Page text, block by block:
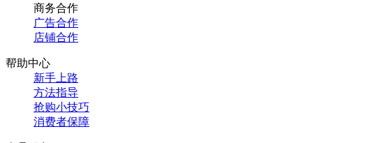
商务合作
广告合作
店铺合作
帮助中心
新手上路
方法指导
抢购小技巧
消费者保障